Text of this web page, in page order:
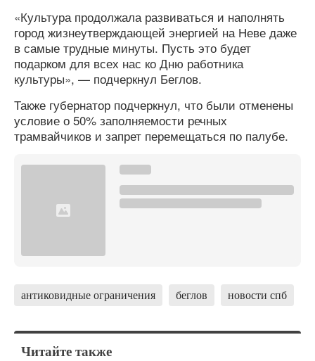
«Культура продолжала развиваться и наполнять
город жизнеутверждающей энергией на Неве даже
в самые трудные минуты. Пусть это будет
подарком для всех нас ко Дню работника
культуры», — подчеркнул Беглов.
Также губернатор подчеркнул, что были отменены
условие о 50% заполняемости речных
трамвайчиков и запрет перемещаться по палубе.
антиковидные ограничения беглов новости спб
Читайте также